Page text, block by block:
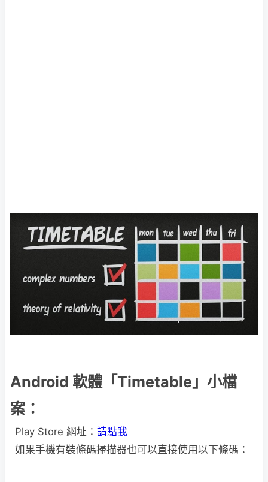
Android 軟體「Timetable」小檔
案：
Play Store 網址： 請點我
如果手機有裝條碼掃描器也可以直接使用以下條碼：